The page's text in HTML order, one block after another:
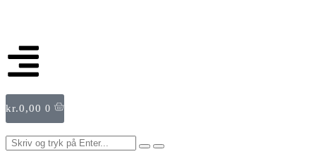
kr.0,00 0